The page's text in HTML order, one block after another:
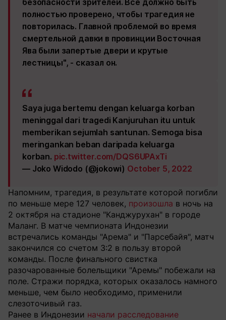
безопасности зрителей. Все должно быть
полностью проверено, чтобы трагедия не
повторилась. Главной проблемой во время
смертельной давки в провинции Восточная
Ява были запертые двери и крутые
лестницы", - сказал он.
Saya juga bertemu dengan keluarga korban
meninggal dari tragedi Kanjuruhan itu untuk
memberikan sejumlah santunan. Semoga bisa
meringankan beban daripada keluarga
korban. pic.twitter.com/DQS6UPAxTi
— Joko Widodo (@jokowi) October 5, 2022
Напомним, трагедия, в результате которой погибли
по меньше мере 127 человек, произошла в ночь на
2 октября на стадионе "Канджурухан" в городе
Маланг. В матче чемпионата Индонезии
встречались команды "Арема" и "Парсебайя", матч
закончился со счетом 3:2 в пользу второй
команды. После финального свистка
разочарованные болельщики "Аремы" побежали на
поле. Стражи порядка, которых оказалось намного
меньше, чем было необходимо, применили
слезоточивый газ.
Ранее в Индонезии начали расследование